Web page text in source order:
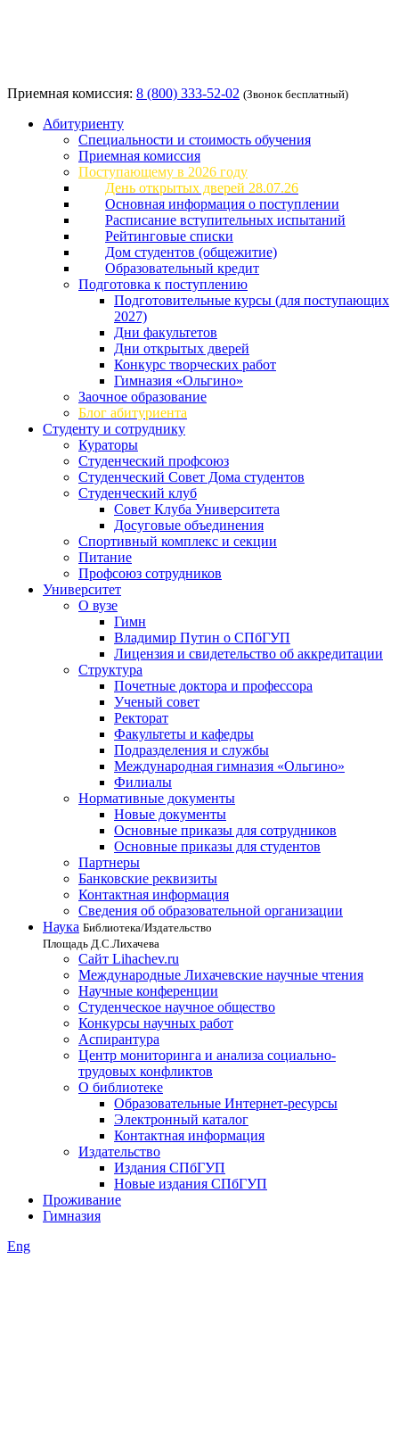
Приемная комиссия: 8 (800) 333-52-02 (Звонок бесплатный)
Абитуриенту
Специальности и стоимость обучения
Приемная комиссия
Поступающему в 2026 году
День открытых дверей 28.07.26
Основная информация о поступлении
Расписание вступительных испытаний
Рейтинговые списки
Дом студентов (общежитие)
Образовательный кредит
Подготовка к поступлению
Подготовительные курсы (для поступающих
2027)
Дни факультетов
Дни открытых дверей
Конкурс творческих работ
Гимназия «Ольгино»
Заочное образование
Блог абитуриента
Студенту и сотруднику
Кураторы
Студенческий профсоюз
Студенческий Совет Дома студентов
Студенческий клуб
Совет Клуба Университета
Досуговые объединения
Спортивный комплекс и секции
Питание
Профсоюз сотрудников
Университет
О вузе
Гимн
Владимир Путин о СПбГУП
Лицензия и свидетельство об аккредитации
Структура
Почетные доктора и профессора
Ученый совет
Ректорат
Факультеты и кафедры
Подразделения и службы
Международная гимназия «Ольгино»
Филиалы
Нормативные документы
Новые документы
Основные приказы для сотрудников
Основные приказы для студентов
Партнеры
Банковские реквизиты
Контактная информация
Сведения об образовательной организации
Наука Библиотека/Издательство
Площадь Д.С.Лихачева
Сайт Lihachev.ru
Международные Лихачевские научные чтения
Научные конференции
Студенческое научное общество
Конкурсы научных работ
Аспирантура
Центр мониторинга и анализа социально-
трудовых конфликтов
О библиотеке
Образовательные Интернет-ресурсы
Электронный каталог
Контактная информация
Издательство
Издания СПбГУП
Новые издания СПбГУП
Проживание
Гимназия
Eng